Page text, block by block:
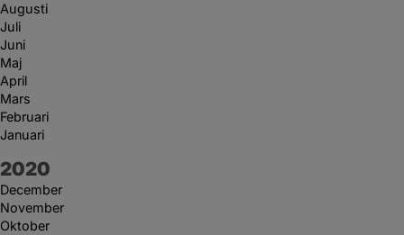
Augusti
Juli
Juni
Maj
April
Mars
Februari
Januari
År:
2020
December
November
Oktober